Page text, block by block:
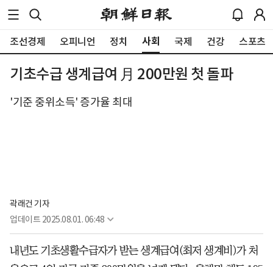
조선경제 오피니언 정치 사회 국제 건강 스포츠
기초수급 생계급여 月 200만원 첫 돌파
'기준 중위소득' 증가율 최대
곽래건 기자
업데이트 2025.08.01. 06:48
내년도 기초생활수급자가 받는 생계급여(최저 생계비)가 처